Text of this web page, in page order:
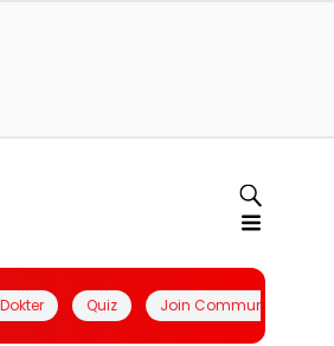
Quiz Join Community